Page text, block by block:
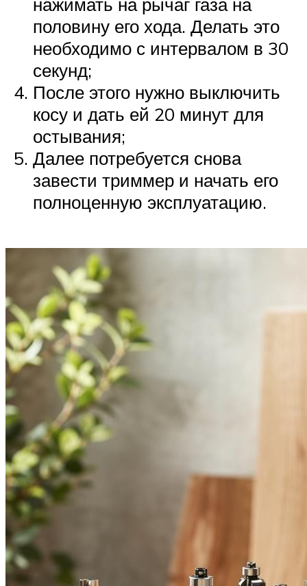
половину его хода. Делать это
необходимо с интервалом в 30
секунд;
После этого нужно выключить
косу и дать ей 20 минут для
остывания;
Далее потребуется снова
завести триммер и начать его
полноценную эксплуатацию.